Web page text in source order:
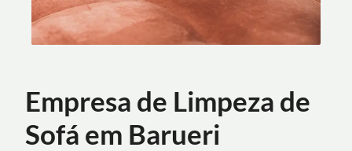
Empresa de Limpeza de
Sofá em Barueri